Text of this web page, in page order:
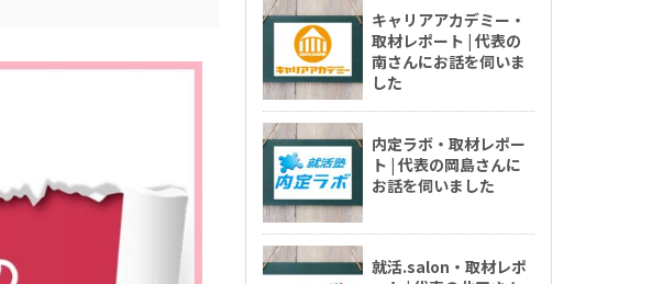
キャリアアカデミー・
取材レポート | 代表の
南さんにお話を伺いま
した
内定ラボ・取材レポー
ト | 代表の岡島さんに
お話を伺いました
就活.salon・取材レポ